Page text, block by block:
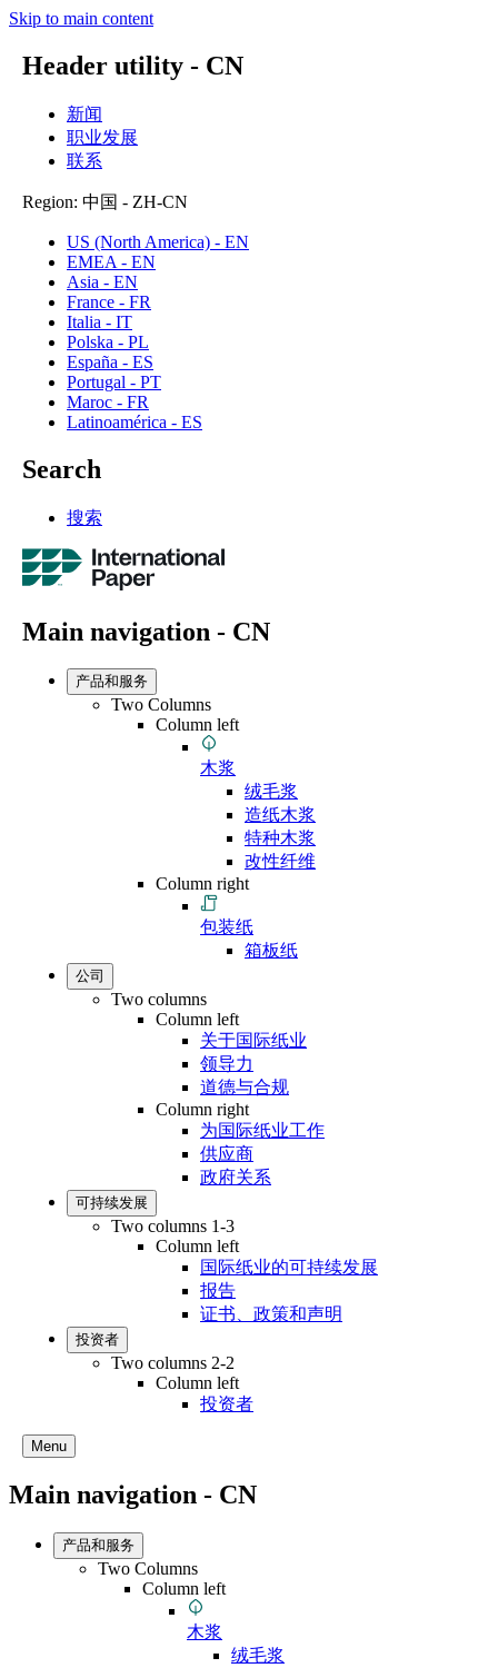
Skip to main content
Header utility - CN
新闻
职业发展
联系
Region: 中国 - ZH-CN
US (North America) - EN
EMEA - EN
Asia - EN
France - FR
Italia - IT
Polska - PL
España - ES
Portugal - PT
Maroc - FR
Latinoamérica - ES
Search
搜索
Main navigation - CN
产品和服务
Two Columns
Column left
木浆
绒毛浆
造纸木浆
特种木浆
改性纤维
Column right
包装纸
箱板纸
公司
Two columns
Column left
关于国际纸业
领导力
道德与合规
Column right
为国际纸业工作
供应商
政府关系
可持续发展
Two columns 1-3
Column left
国际纸业的可持续发展
报告
证书、政策和声明
投资者
Two columns 2-2
Column left
投资者
Menu
Main navigation - CN
产品和服务
Two Columns
Column left
木浆
绒毛浆